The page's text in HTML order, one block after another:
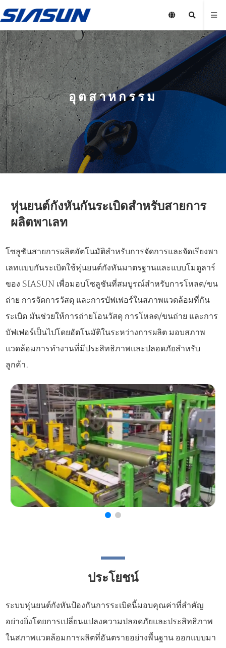
อุตสาหกรรม
หุ่นยนต์กังหันกันระเบิดสำหรับสายการ
ผลิตพาเลท
โซลูชันสายการผลิตอัตโนมัติสำหรับการจัดการและจัดเรียงพา
เลทแบบกันระเบิดใช้หุ่นยนต์กังหันมาตรฐานและแบบโมดูลาร์
ของ SIASUN เพื่อมอบโซลูชันที่สมบูรณ์สำหรับการโหลด/ขน
ถ่าย การจัดการวัสดุ และการบัฟเฟอร์ในสภาพแวดล้อมที่กัน
ระเบิด มันช่วยให้การถ่ายโอนวัสดุ การโหลด/ขนถ่าย และการ
บัฟเฟอร์เป็นไปโดยอัตโนมัติในระหว่างการผลิต มอบสภาพ
แวดล้อมการทำงานที่มีประสิทธิภาพและปลอดภัยสำหรับ
ลูกค้า.
ประโยชน์
ระบบหุ่นยนต์กังหันป้องกันการระเบิดนี้มอบคุณค่าที่สำคัญ
อย่างยิ่งโดยการเปลี่ยนแปลงความปลอดภัยและประสิทธิภาพ
ในสภาพแวดล้อมการผลิตที่อันตรายอย่างพื้นฐาน ออกแบบมา